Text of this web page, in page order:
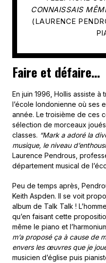
CONNAISSAIS
(LAURENCE
Faire et défaire…
En juin 1996, Hollis assiste
l’école londonienne où ses
année. Le troisième de ces
sélection de morceaux
classes. “Mark a adoré la
musique, le niveau
Laurence Pendrous,
département musical de
Peu de temps après,
Keith Aspden. Il se voit
album de Talk Talk !
qu’en faisant cette
même le piano et
m’a proposé ça à cause de
envers les œuvres que je
musicien d’église puis